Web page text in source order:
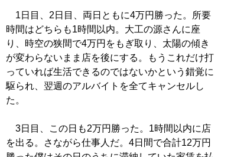
1日目、2日目、両日ともに4万円勝った。所要
時間はどちらも1時間以内。大工の源さんに座
り、時空の狭間で4万円をもぎ取り、太陽の傾き
が変わらないまま店を後にする。もうこれだけ打
っていれば生活できるのではないかという錯覚に
駆られ、翌週のアルバイトを全てキャンセルし
た。
3日目、この日も2万円勝った。1時間以内に店
を出る。さながら仕事人だ。4日間で合計12万円